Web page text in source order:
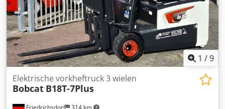
1 /9
Friedrichsdorf 314 km
Elektrische vorkheftruck 3 wielen
Bobcat B18T-7Plus